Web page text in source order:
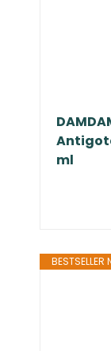
ml
BESTSELLER